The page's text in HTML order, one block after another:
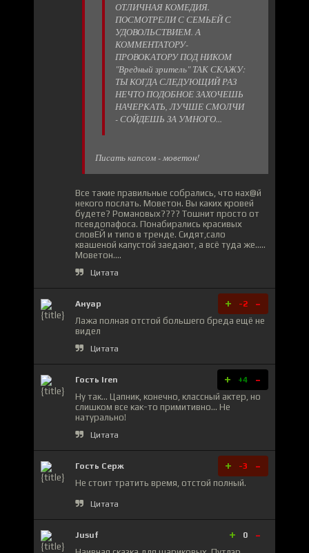
ОТЛИЧНАЯ КОМЕДИЯ.
ПОСМОТРЕЛИ С СЕМЬЕЙ С
УДОВОЛЬСТВИЕМ. А
КОММЕНТАТОРУ-
ПРОВОКАТОРУ ПОД НИКОМ
"Вредный зритель" ТАК СКАЖУ:
ТЫ КОГДА СЛЕДУЮЩИЙ РАЗ
НЕЧТО ПОДОБНОЕ ЗАХОЧЕШЬ
НАЧЕРКАТЬ, ЛУЧШЕ СМОЛЧИ
- СОЙДЕШЬ ЗА УМНОГО...
Писать капсом - моветон!
Все такие правильные собрались, что нах@й
некого послать. Моветон. Вы каких кровей
будете? Романовых???? Тошнит просто от
псевдопафоса. Понабирались красивых
словЕЙ и типо в тренде. Сидят,сало
квашеной капустой заедают, а всё туда же.....
Моветон....
Цитата
Ануар + -2 -
Лажа полная отстой большего бреда ещё не
видел
Цитата
Гость Iren + +4 -
Ну так... Цапник, конечно, классный актер, но
слишком все как-то примитивно... Не
натурально!
Цитата
Гость Серж + -3 -
Не стоит тратить время, отстой полный.
Цитата
Jusuf + 0 -